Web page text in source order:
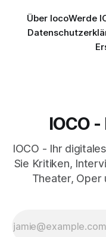
Über IocoWerde
IOCO
IOCO - Ihr
Sie Kritiken,
Theater, Oper